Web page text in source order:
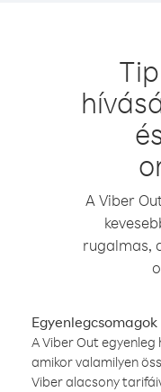
A Viber
rugalmas,
Egyenlegcsomagok
A Viber Out egyenleg
amikor valamilyen
Viber alacsony